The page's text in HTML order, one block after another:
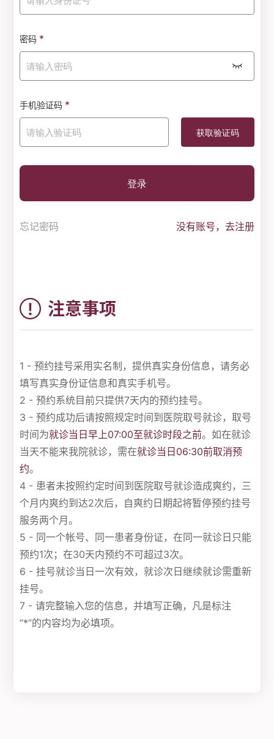
密码 *
手机验证码 *
登录
忘记密码 没有账号，去注册
注意事项
1 - 预约挂号采用实名制，提供真实身份信息，请务必
填写真实身份证信息和真实手机号。
2 - 预约系统目前只提供7天内的预约挂号。
3 - 预约成功后请按照规定时间到医院取号就诊，取号
时间为就诊当日早上07:00至就诊时段之前。如在就诊
当天不能来我院就诊，需在就诊当日06:30前取消预
约。
4 - 患者未按照约定时间到医院取号就诊造成爽约，三
个月内爽约到达2次后，自爽约日期起将暂停预约挂号
服务两个月。
5 - 同一个帐号、同一患者身份证，在同一就诊日只能
预约1次；在30天内预约不可超过3次。
6 - 挂号就诊当日一次有效，就诊次日继续就诊需重新
挂号。
7 - 请完整输入您的信息，并填写正确，凡是标注
“*”的内容均为必填项。